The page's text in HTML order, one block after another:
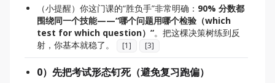
（小提醒）你这门课的“胜负手”非常明确： 90% 分数都
围绕同一个技能——“哪个问题用哪个检验（which
test for which question）”。把这棵决策树练到反
射，你基本就稳了。
[1] [3]
0）先把考试形态钉死（避免复习跑偏）